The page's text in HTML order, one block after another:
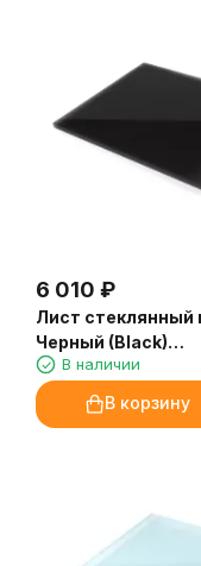
6 010 ₽
Лист стеклянный
Черный (Black)
(1100х850х8мм)
В наличии
В корзину